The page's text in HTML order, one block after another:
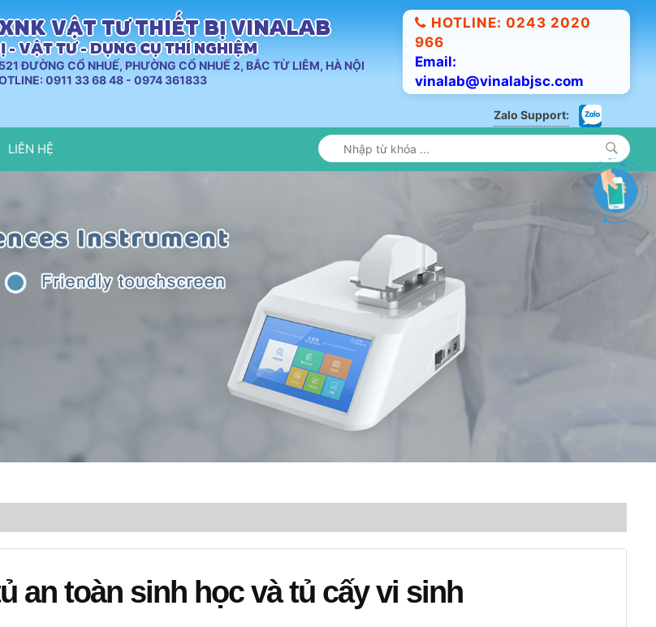
XNK VẬT TƯ THIẾT BỊ VINALAB
- VẬT TƯ - DỤNG CỤ THÍ NGHIỆM
ĐƯỜNG CỔ NHUẾ, PHƯỜNG CỔ NHUẾ 2, BẮC TỪ LIÊM, HÀ NỘI
0911 33 68 48 - 0974 361833
HOTLINE: 0243 2020
966
Email:
vinalab@vinalabjsc.com
Zalo Support:
LIÊN HỆ
an toàn sinh học và tủ cấy vi sinh